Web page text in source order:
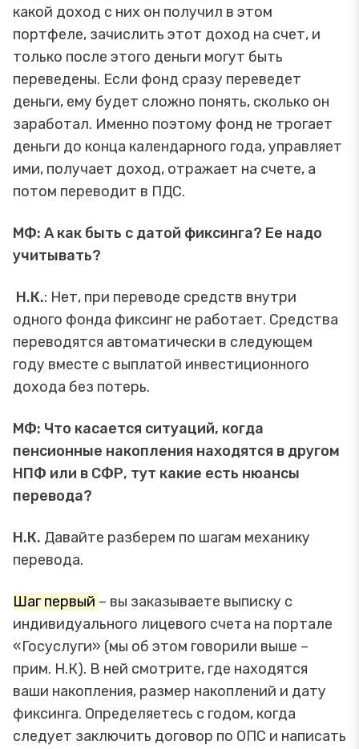
какой доход с них он получил в этом
портфеле, зачислить этот доход на счет, и
только после этого деньги могут быть
переведены. Если фонд сразу переведет
деньги, ему будет сложно понять, сколько он
заработал. Именно поэтому фонд не трогает
деньги до конца календарного года, управляет
ими, получает доход, отражает на счете, а
потом переводит в ПДС.
МФ: А как быть с датой фиксинга? Ее надо
учитывать?
Н.К.: Нет, при переводе средств внутри
одного фонда фиксинг не работает. Средства
переводятся автоматически в следующем
году вместе с выплатой инвестиционного
дохода без потерь.
МФ: Что касается ситуаций, когда
пенсионные накопления находятся в другом
НПФ или в СФР, тут какие есть нюансы
перевода?
Н.К. Давайте разберем по шагам механику
перевода.
Шаг первый – вы заказываете выписку с
индивидуального лицевого счета на портале
«Госуслуги» (мы об этом говорили выше –
прим. Н.К). В ней смотрите, где находятся
ваши накопления, размер накоплений и дату
фиксинга. Определяетесь с годом, когда
следует заключить договор по ОПС и написать